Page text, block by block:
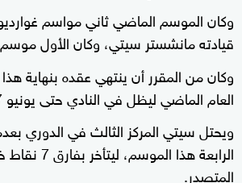
وكان الموسم الماضي ثاني مواسم
قيادته مانشستر سيتي، وكان الأول موسم 2016-2017.
وكان من المقرر أن ينتهي عقده بنهاية
العام الماضي ليظل في النادي حتى يونيو 2027.
ويحتل سيتي المركز الثالث في الدوري
الرابعة هذا
المتصدر.